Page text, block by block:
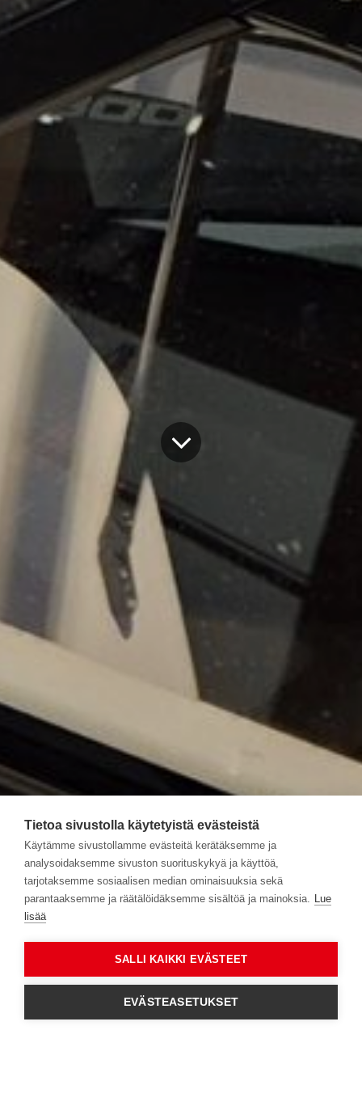
Tietoa sivustolla käytetyistä evästeistä
Käytämme sivustollamme evästeitä kerätäksemme ja
analysoidaksemme sivuston suorituskykyä ja käyttöä,
tarjotaksemme sosiaalisen median ominaisuuksia sekä
parantaaksemme ja räätälöidäksemme sisältöä ja mainoksia. Lue
lisää
SALLI KAIKKI EVÄSTEET
EVÄSTEASETUKSET